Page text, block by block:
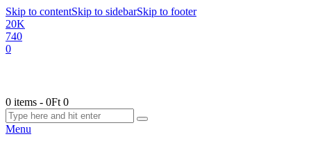
Skip to contentSkip to sidebarSkip to footer
20K
740
0
0 items - 0Ft 0
Menu